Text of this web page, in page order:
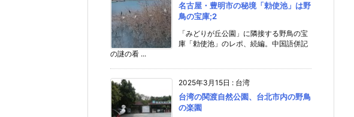
名古屋・豊明市の秘境「勅使池」は野
鳥の宝庫;2
「みどりが丘公園」に隣接する野鳥の宝
庫「勅使池」のレポ、続編。中国語併記
の謎の看 ...
2025年3月15日 : 台湾
台湾の関渡自然公園、台北市内の野鳥
の楽園